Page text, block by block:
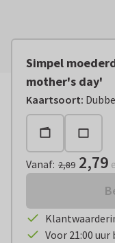
Simpel
mother's day'
Kaartsoort:
Vanaf:€ 2,79 excl.
Vanaf: 2,89 2,79
Voor 21:00